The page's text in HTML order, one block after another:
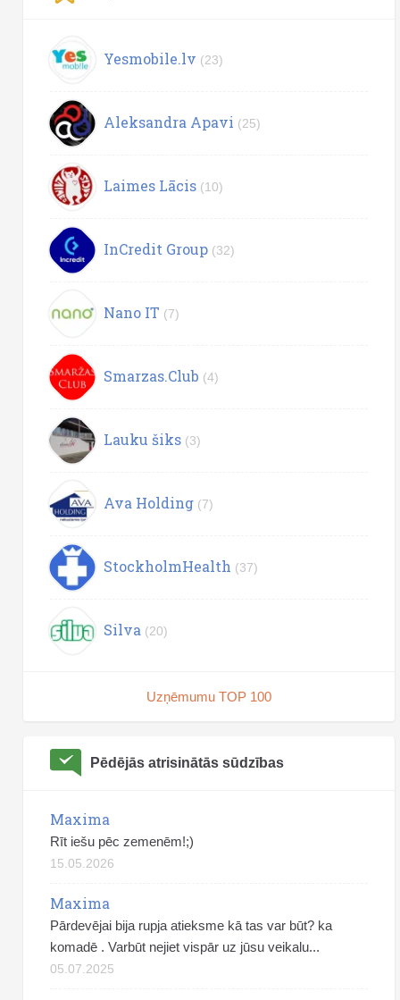
Yesmobile.lv (23)
Aleksandra Apavi (25)
Laimes Lācis (10)
InCredit Group (32)
Nano IT (7)
Smarzas.Club (4)
Lauku šiks (3)
Ava Holding (7)
StockholmHealth (37)
Silva (20)
Uzņēmumu TOP 100
Pēdējās atrisinātās sūdzības
Maxima
Rīt iešu pēc zemenēm!;)
15.05.2026
Maxima
Pārdevējai bija rupja atieksme kā tas var būt? ka
komadē . Varbūt nejiet vispār uz jūsu veikalu...
05.07.2025